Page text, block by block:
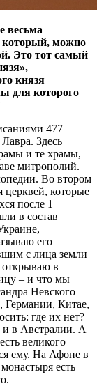
весьма
который, можно
Это тот самый
князя
для которого
477
Здесь
и те храмы,
митрополий.
Во втором
церквей, которые
после 1
в состав
его
с лица земли
открываю в
– и что мы
Невского
Китае,
где их нет?
и в Австралии. А
великого
ему. На Афоне в
есть